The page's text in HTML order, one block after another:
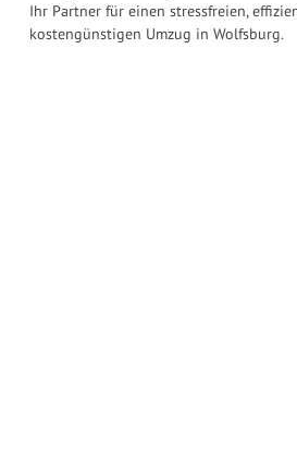
Ihr Partner für einen stressfreien,
kostengünstigen Umzug in Wolfsburg.